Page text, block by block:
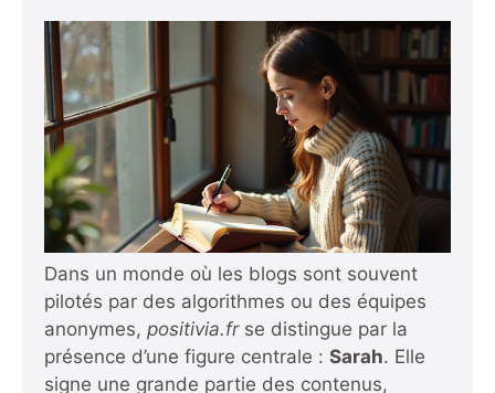
Dans un monde où les blogs sont souvent
pilotés par des algorithmes ou des équipes
anonymes, positivia.frse distingue par la
présence d’une figure centrale : Sarah. Elle
signe une grande partie des contenus,